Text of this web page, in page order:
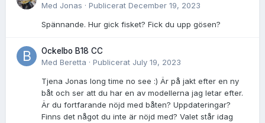
Med Jonas · Publicerat December 19, 2023
Spännande. Hur gick fisket? Fick du upp gösen?
Ockelbo B18 CC
Med Beretta · Publicerat July 19, 2023
Tjena Jonas long time no see :) Är på jakt efter en ny
båt och ser att du har en av modellerna jag letar efter.
Är du fortfarande nöjd med båten? Uppdateringar?
Finns det något du inte är nöjd med? Valet står idag